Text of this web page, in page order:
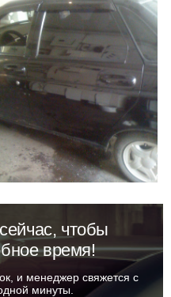
чтобы
время!
и менеджер свяжется с
минуты.